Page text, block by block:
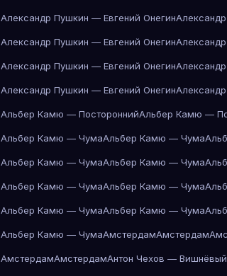
Александр Пушкин — Евгений Онегин
Александр Пушкин — Евгений Онегин
Александр Пушкин — Евгений Онегин
Александр Пушкин — Евгений Онегин
Альбер Камю — ПостороннийАльбер Камю —
Альбер Камю — ЧумаАльбер Камю — Чума
Альбер Камю — ЧумаАльбер Камю — Чума
Альбер Камю — ЧумаАльбер Камю — Чума
Альбер Камю — ЧумаАльбер Камю — Чума
Альбер Камю — ЧумаАмстердамАмстердам
АмстердамАмстердамАнтон Чехов —